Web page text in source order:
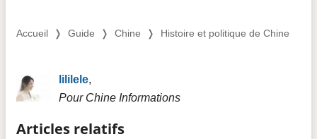
Accueil ❭ Guide ❭ Chine ❭ Histoire et politique de Chine
lililele,
Pour Chine Informations
Articles relatifs